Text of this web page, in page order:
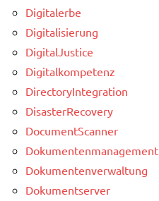
Digitalerbe
Digitalisierung
DigitalJustice
Digitalkompetenz
DirectoryIntegration
DisasterRecovery
DocumentScanner
Dokumentenmanagement
Dokumentenverwaltung
Dokumentserver